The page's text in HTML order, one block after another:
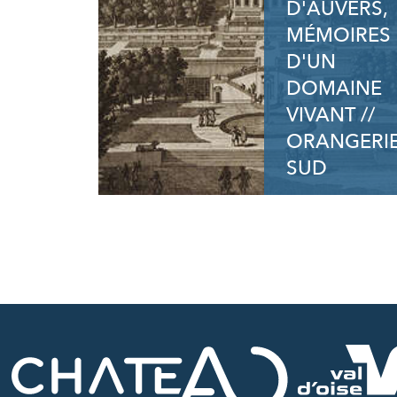
D'AUVERS,
MÉMOIRES
D'UN
DOMAINE
VIVANT //
SUD